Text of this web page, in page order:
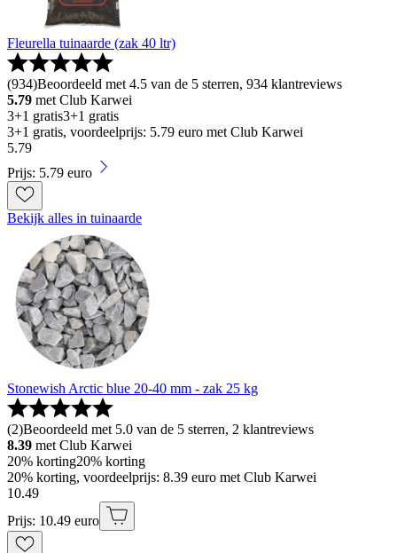
Fleurella tuinaarde (zak 40 ltr)
(934)Beoordeeld met 4.5 van de 5 sterren, 934 klantreviews
5.79 met Club Karwei
3+1 gratis3+1 gratis
3+1 gratis, voordeelprijs: 5.79 euro met Club Karwei
5.79
Prijs: 5.79 euro
Bekijk alles in tuinaarde
Stonewish Arctic blue 20-40 mm - zak 25 kg
(2)Beoordeeld met 5.0 van de 5 sterren, 2 klantreviews
8.39 met Club Karwei
20% korting20% korting
20% korting, voordeelprijs: 8.39 euro met Club Karwei
10.49
Prijs: 10.49 euro